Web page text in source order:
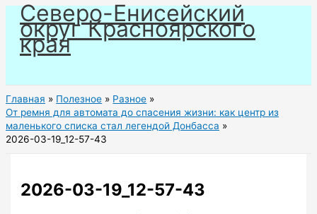
Перейти
содержимому
Северо-Енисейский
округ Красноярского
края
Главная Полезное
Разное
От ремня для автомата до спасения жизни: как центр из
маленького списка стал легендой Донбасса
2026-03-19_12-57-43
2026-03-19_12-57-43